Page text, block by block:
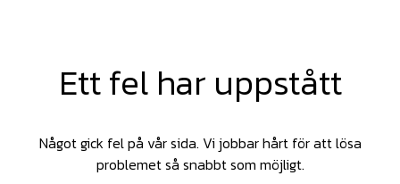
Ett fel har uppstått
Något gick fel på vår sida. Vi jobbar hårt för att lösa
problemet så snabbt som möjligt.